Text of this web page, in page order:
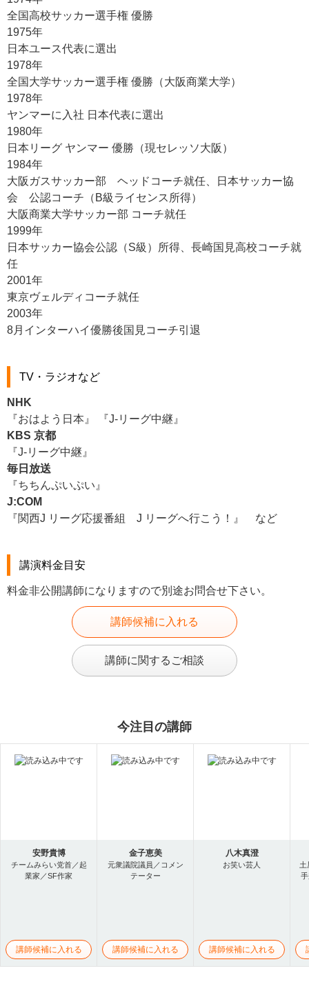
全国高校サッカー選手権 優勝
1975年
日本ユース代表に選出
1978年
全国大学サッカー選手権 優勝（大阪商業大学）
1978年
ヤンマーに入社 日本代表に選出
1980年
日本リーグ ヤンマー 優勝（現セレッソ大阪）
1984年
大阪ガスサッカー部 ヘッドコーチ就任、日本サッカー協
会 公認コーチ（B級ライセンス所得）
大阪商業大学サッカー部 コーチ就任
1999年
日本サッカー協会公認（S級）所得、長崎国見高校コーチ就
任
2001年
東京ヴェルディコーチ就任
2003年
8月インターハイ優勝後国見コーチ引退
TV・ラジオなど
NHK
『おはよう日本』 『J-リーグ中継』
KBS 京都
『J-リーグ中継』
毎日放送
『ちちんぷいぷい』
J:COM
『関西J リーグ応援番組 J リーグへ行こう！』 など
講演料金目安
料金非公開講師になりますので別途お問合せ下さい。
講師候補に入れる
講師に関するご相談
今注目の講師
安野貴博
チームみらい党首／起
業家／SF作家
講師候補に入れる
金子恵美
元衆議院議員／コメン
テーター
講師候補に入れる
八木真澄
お笑い芸人
講師候補に入れる
土